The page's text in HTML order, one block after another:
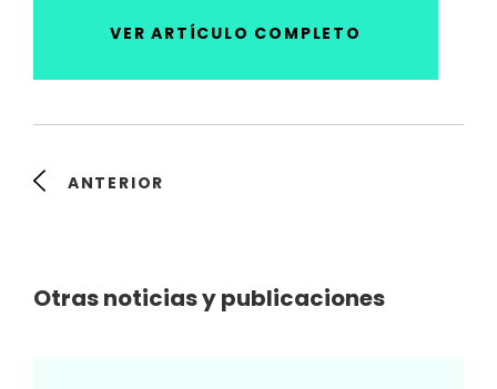
VER ARTÍCULO COMPLETO
ANTERIOR
Otras noticias y publicaciones